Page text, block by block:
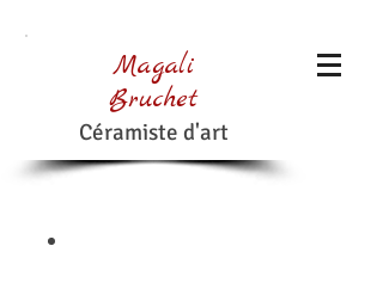
Magali
Bruchet
Céramiste d'art